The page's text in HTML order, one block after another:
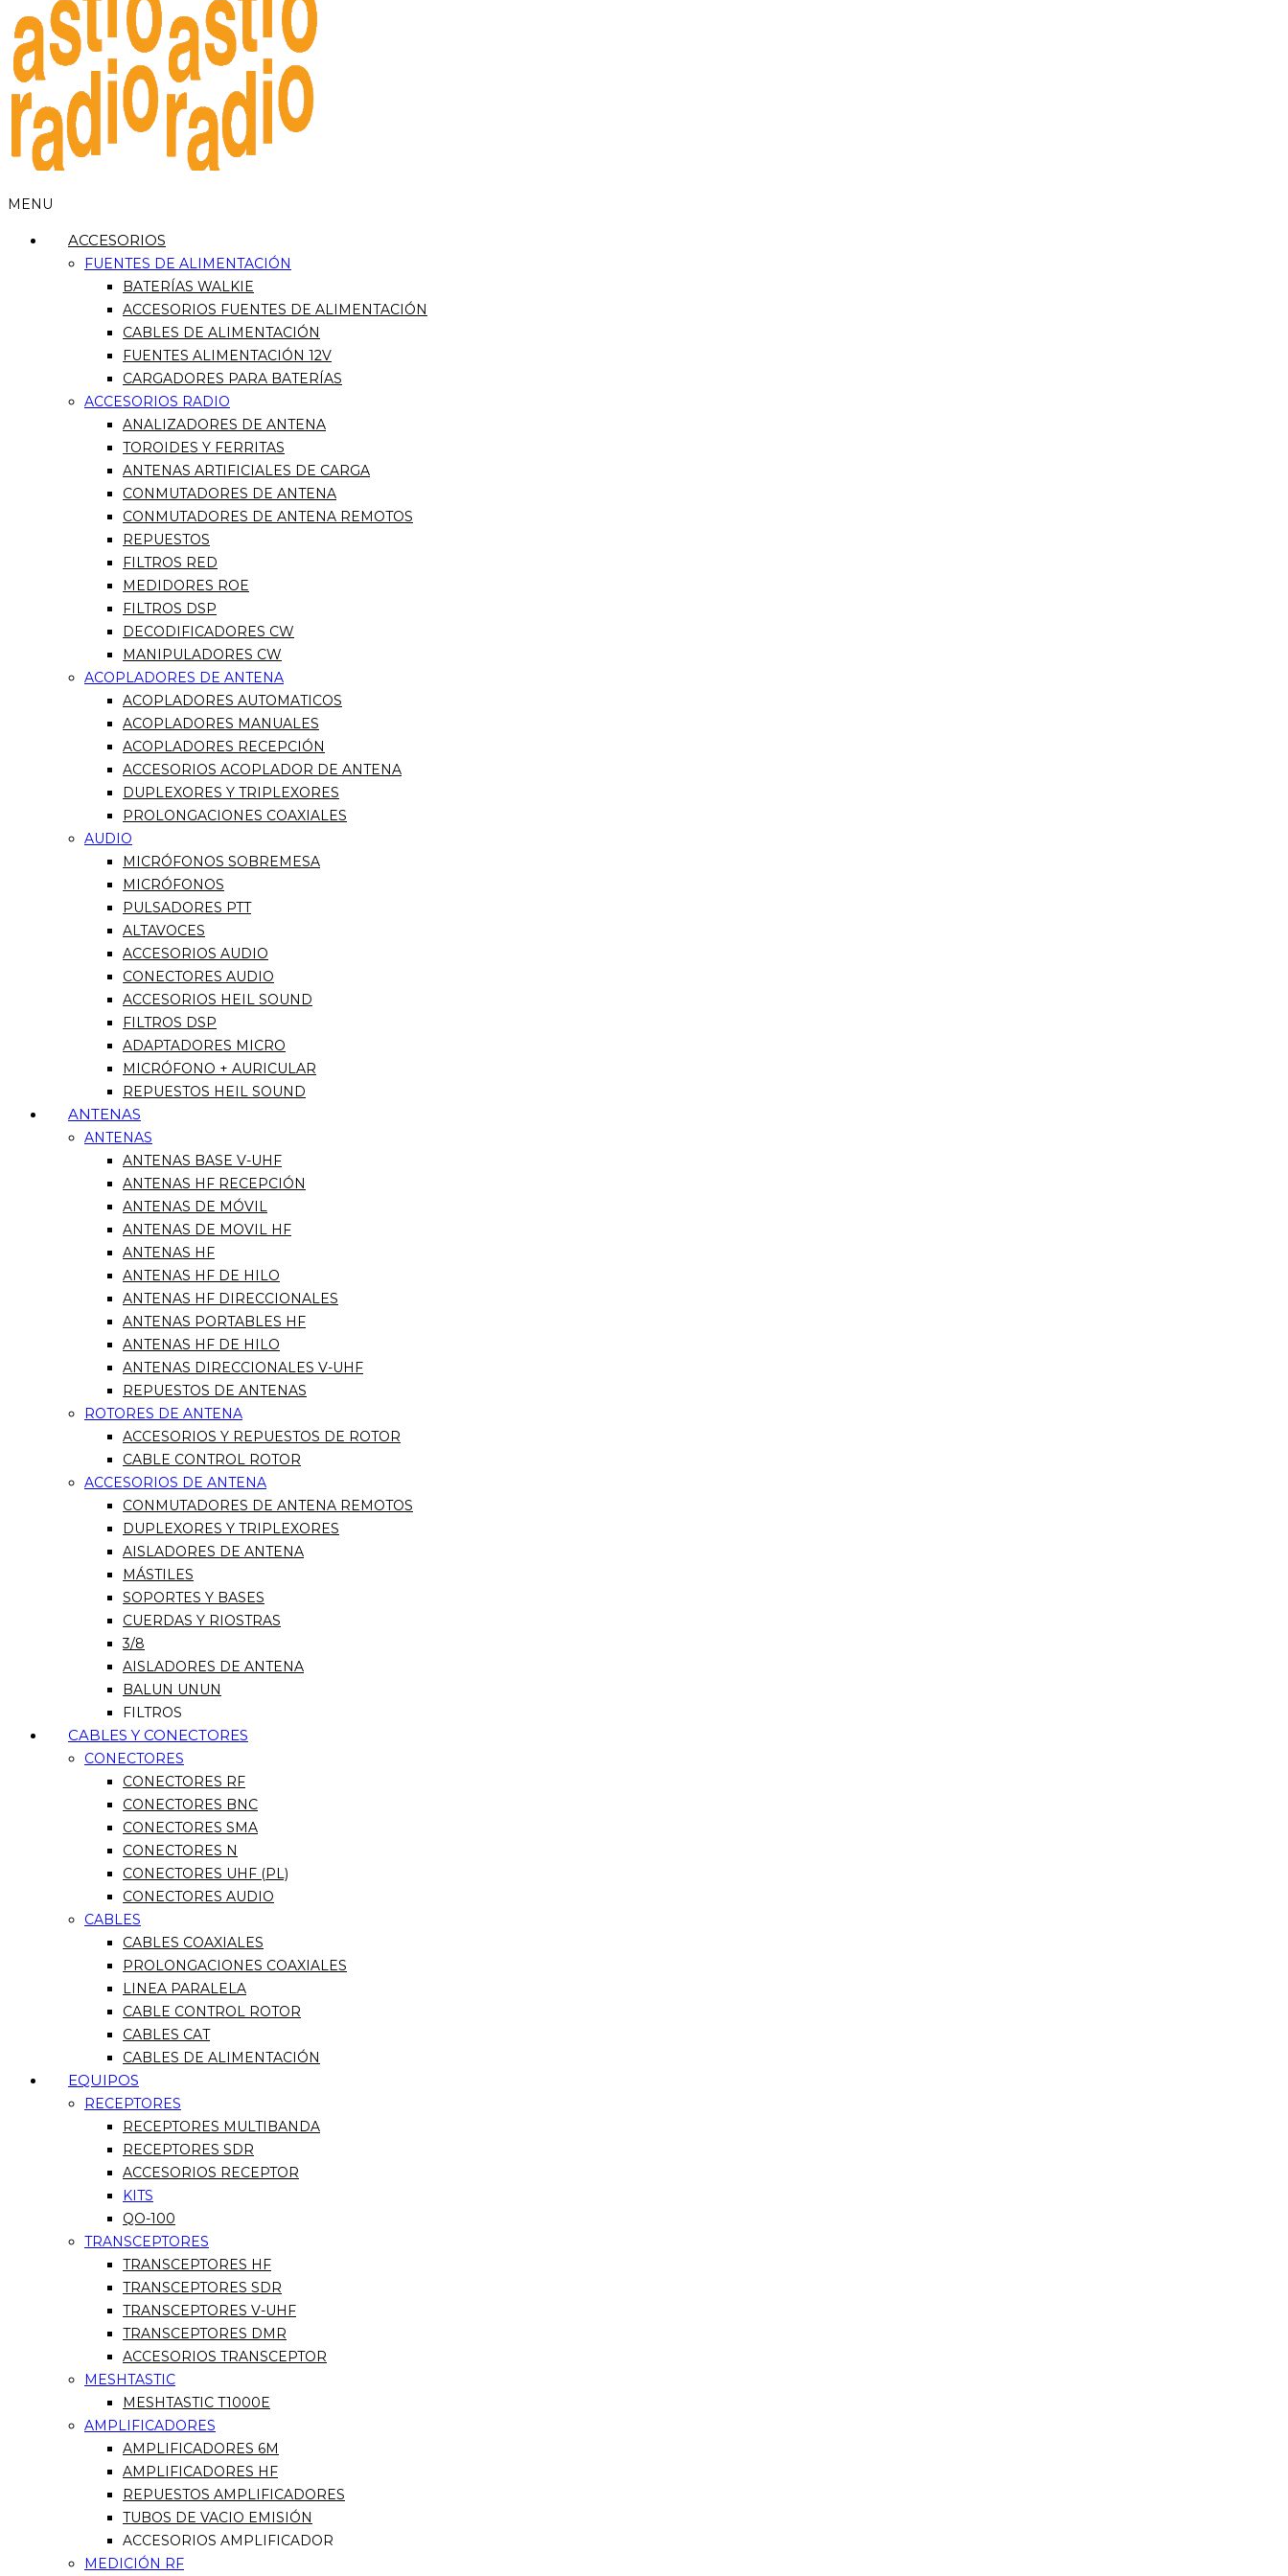
MENU
ACCESORIOS
FUENTES DE ALIMENTACIÓN
BATERÍAS WALKIE
ACCESORIOS FUENTES DE ALIMENTACIÓN
CABLES DE ALIMENTACIÓN
FUENTES ALIMENTACIÓN 12V
CARGADORES PARA BATERÍAS
ACCESORIOS RADIO
ANALIZADORES DE ANTENA
TOROIDES Y FERRITAS
ANTENAS ARTIFICIALES DE CARGA
CONMUTADORES DE ANTENA
CONMUTADORES DE ANTENA REMOTOS
REPUESTOS
FILTROS RED
MEDIDORES ROE
FILTROS DSP
DECODIFICADORES CW
MANIPULADORES CW
ACOPLADORES DE ANTENA
ACOPLADORES AUTOMATICOS
ACOPLADORES MANUALES
ACOPLADORES RECEPCIÓN
ACCESORIOS ACOPLADOR DE ANTENA
DUPLEXORES Y TRIPLEXORES
PROLONGACIONES COAXIALES
AUDIO
MICRÓFONOS SOBREMESA
MICRÓFONOS
PULSADORES PTT
ALTAVOCES
ACCESORIOS AUDIO
CONECTORES AUDIO
ACCESORIOS HEIL SOUND
FILTROS DSP
ADAPTADORES MICRO
MICRÓFONO + AURICULAR
REPUESTOS HEIL SOUND
ANTENAS
ANTENAS
ANTENAS BASE V-UHF
ANTENAS HF RECEPCIÓN
ANTENAS DE MÓVIL
ANTENAS DE MOVIL HF
ANTENAS HF
ANTENAS HF DE HILO
ANTENAS HF DIRECCIONALES
ANTENAS PORTABLES HF
ANTENAS HF DE HILO
ANTENAS DIRECCIONALES V-UHF
REPUESTOS DE ANTENAS
ROTORES DE ANTENA
ACCESORIOS Y REPUESTOS DE ROTOR
CABLE CONTROL ROTOR
ACCESORIOS DE ANTENA
CONMUTADORES DE ANTENA REMOTOS
DUPLEXORES Y TRIPLEXORES
AISLADORES DE ANTENA
MÁSTILES
SOPORTES Y BASES
CUERDAS Y RIOSTRAS
3/8
AISLADORES DE ANTENA
BALUN UNUN
FILTROS
CABLES Y CONECTORES
CONECTORES
CONECTORES RF
CONECTORES BNC
CONECTORES SMA
CONECTORES N
CONECTORES UHF (PL)
CONECTORES AUDIO
CABLES
CABLES COAXIALES
PROLONGACIONES COAXIALES
LINEA PARALELA
CABLE CONTROL ROTOR
CABLES CAT
CABLES DE ALIMENTACIÓN
EQUIPOS
RECEPTORES
RECEPTORES MULTIBANDA
RECEPTORES SDR
ACCESORIOS RECEPTOR
KITS
QO-100
TRANSCEPTORES
TRANSCEPTORES HF
TRANSCEPTORES SDR
TRANSCEPTORES V-UHF
TRANSCEPTORES DMR
ACCESORIOS TRANSCEPTOR
MESHTASTIC
MESHTASTIC T1000E
AMPLIFICADORES
AMPLIFICADORES 6M
AMPLIFICADORES HF
REPUESTOS AMPLIFICADORES
TUBOS DE VACIO EMISIÓN
ACCESORIOS AMPLIFICADOR
MEDICIÓN RF